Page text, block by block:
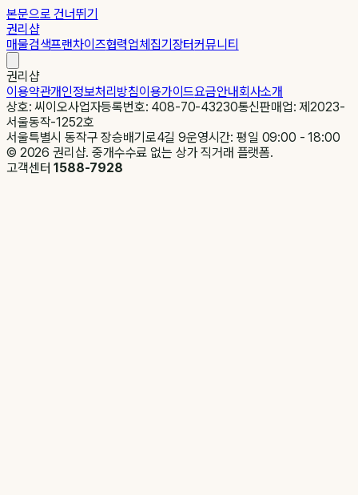
본문으로 건너뛰기
권리샵
매물검색프랜차이즈협력업체집기장터커뮤니티
권리샵
이용약관개인정보처리방침이용가이드요금안내회사소개
상호: 씨이오사업자등록번호: 408-70-43230통신판매업: 제2023-
서울동작-1252호
서울특별시 동작구 장승배기로4길 9운영시간: 평일 09:00 - 18:00
© 2026 권리샵. 중개수수료 없는 상가 직거래 플랫폼.
고객센터1588-7928